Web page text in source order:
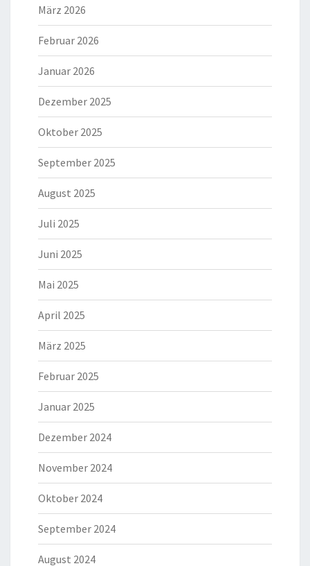
März 2026
Februar 2026
Januar 2026
Dezember 2025
Oktober 2025
September 2025
August 2025
Juli 2025
Juni 2025
Mai 2025
April 2025
März 2025
Februar 2025
Januar 2025
Dezember 2024
November 2024
Oktober 2024
September 2024
August 2024